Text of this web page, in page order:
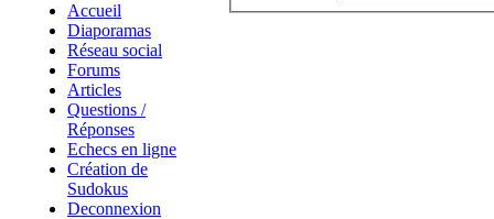
Accueil
Diaporamas
Réseau social
Forums
Articles
Questions /
Réponses
Echecs en ligne
Création de
Sudokus
Deconnexion